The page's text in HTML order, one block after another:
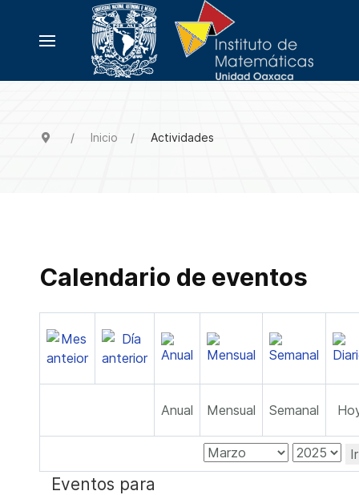
Inicio Actividades
Calendario de eventos
Anual Mensual Semanal
Eventos para